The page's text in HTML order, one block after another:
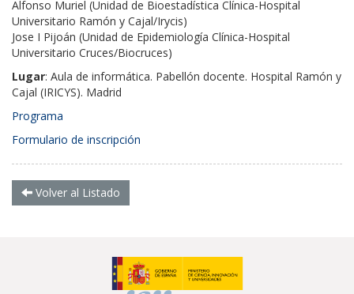
Alfonso Muriel (Unidad de Bioestadística Clínica-Hospital
Universitario Ramón y Cajal/Irycis)
Jose I Pijoán (Unidad de Epidemiología Clínica-Hospital
Universitario Cruces/Biocruces)
Lugar: Aula de informática. Pabellón docente. Hospital Ramón y
Cajal (IRICYS). Madrid
Programa
Formulario de inscripción
Volver al Listado